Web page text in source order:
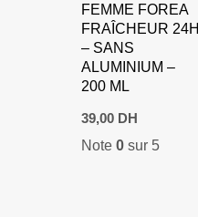
FEMME FOREA
FRAÎCHEUR 24H
– SANS
ALUMINIUM –
200 ML
39,00 DH
Note 0sur 5